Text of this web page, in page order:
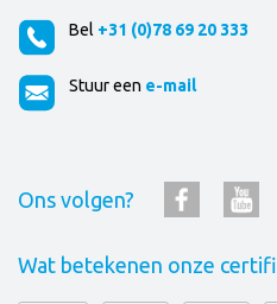
Bel +31 (0)78 69 20 333
Stuur een e-mail
Ons volgen?
Wat betekenen onze